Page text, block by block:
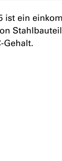
ist ein
Gehalt.